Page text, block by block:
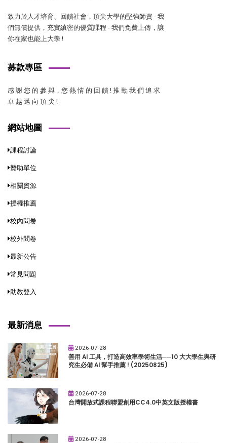
致力於人才培育、回饋社會，頂尖大學的堅強師資 - 我
們無償提供，充實縝密的優質課程 - 我們免費上傳，讓
你在家也能上大學 !
募款專區
感 謝 您 的 參 與，您 熱 情 的 回 饋 ! 推 動 我 們 追 求
卓 越 邁 向 頂 尖 !
網站地圖
課程討論
贊助單位
相關資源
授權推薦
校內問卷
校外問卷
最新公告
常見問題
助教登入
最新消息
2026-07-28
善用 AI 工具，打造高效率學術生活──10 大大學生與研
究生必備 AI 幫手推薦 ! (20250825)
2026-07-28
台灣開放式課程聯盟創用CC4.0中英文版授權書
2026-07-28